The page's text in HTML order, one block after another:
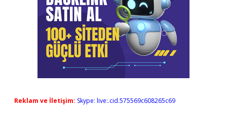
Reklam ve İletişim: Skype: live:.cid.575569c608265c69